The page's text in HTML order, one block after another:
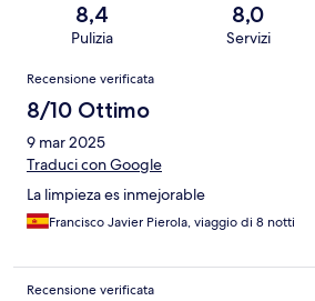
8,4
Pulizia
8,0
Servizi
Recensioni
Recensione verificata
8/10 Ottimo
9 mar 2025
Traduci con Google
La limpieza es inmejorable
Francisco Javier Pierola, viaggio di 8 notti
Recensione verificata